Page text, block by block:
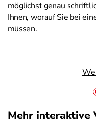
möglichst genau
Ihnen, worauf Sie bei
müssen.
Mehr interaktive